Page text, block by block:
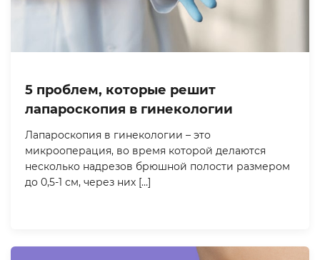
5 проблем, которые решит
лапароскопия в гинекологии
Лапароскопия в гинекологии – это
микрооперация, во время которой делаются
несколько надрезов брюшной полости размером
до 0,5-1 см, через них […]